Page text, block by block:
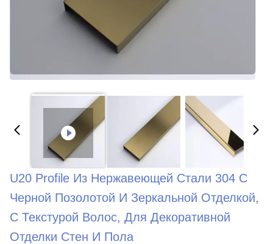
U20 Profile Из Нержавеющей Стали 304 С
Черной Позолотой И Зеркальной Отделкой,
С Текстурой Волос, Для Декоративной
Отделки Стен И Пола